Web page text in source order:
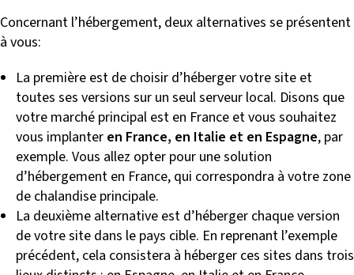
Concernant l’hébergement, deux alternatives se présentent
à vous:
La première est de choisir d’héberger votre site et
toutes ses versions sur un seul serveur local. Disons que
votre marché principal est en France et vous souhaitez
vous implanter en France, en Italie et en Espagne, par
exemple. Vous allez opter pour une solution
d’hébergement en France, qui correspondra à votre zone
de chalandise principale.
La deuxième alternative est d’héberger chaque version
de votre site dans le pays cible. En reprenant l’exemple
précédent, cela consistera à héberger ces sites dans trois